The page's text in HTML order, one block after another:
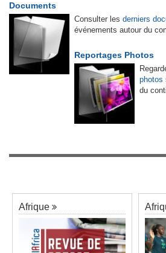
Documents
Consulter les derniers
événements autour du
Reportages Photos
photos
du
Afrique